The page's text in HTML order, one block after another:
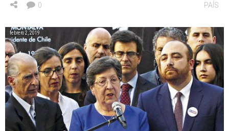
PAÍS
0
febrero 2, 2019